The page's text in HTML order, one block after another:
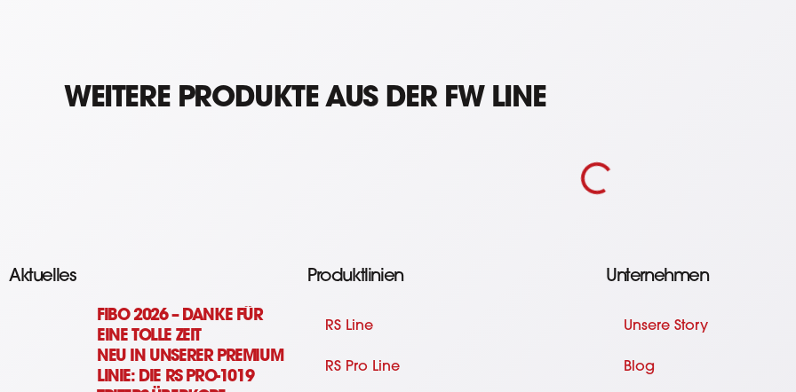
WEITERE PRODUKTE AUS DER FW LINE
Aktuelles
FIBO 2026 – DANKE FÜR
EINE TOLLE ZEIT
NEU IN UNSERER PREMIUM
LINIE: DIE RS PRO-1019
Produktlinien
RS Line
RS Pro Line
Unternehmen
Unsere Story
Blog